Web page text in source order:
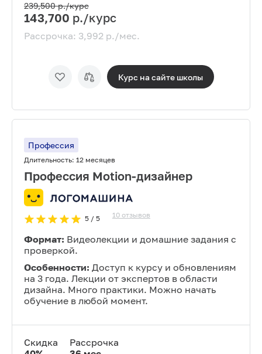
239,500р./курс
143,700 р./курс
Рассрочка: 3,992 р./мес.
Курс на сайте школы
Профессия
Длительность: 12 месяцев
Профессия Motion-дизайнер
5/ 5 10 отзывов
Формат: Видеолекции и домашние задания с
проверкой.
Особенности: Доступ к курсу и обновлениям
на 3 года. Лекции от экспертов в области
дизайна. Много практики. Можно начать
обучение в любой момент.
Скидка
Рассрочка